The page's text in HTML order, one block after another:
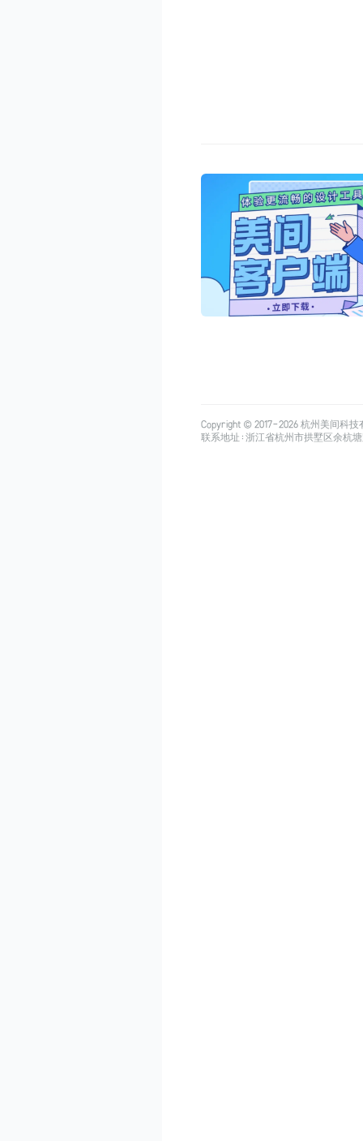
Copyright © 2017-2026杭州美间科技
联系地址：浙江省杭州市拱墅区余杭